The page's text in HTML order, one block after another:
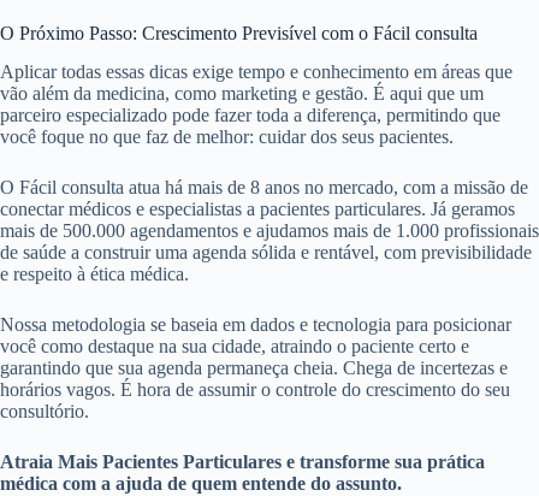
O Próximo Passo: Crescimento Previsível com o Fácil consulta
Aplicar todas essas dicas exige tempo e conhecimento em áreas que
vão além da medicina, como marketing e gestão. É aqui que um
parceiro especializado pode fazer toda a diferença, permitindo que
você foque no que faz de melhor: cuidar dos seus pacientes.
O Fácil consulta atua há mais de 8 anos no mercado, com a missão de
conectar médicos e especialistas a pacientes particulares. Já geramos
mais de 500.000 agendamentos e ajudamos mais de 1.000 profissionais
de saúde a construir uma agenda sólida e rentável, com previsibilidade
e respeito à ética médica.
Nossa metodologia se baseia em dados e tecnologia para posicionar
você como destaque na sua cidade, atraindo o paciente certo e
garantindo que sua agenda permaneça cheia. Chega de incertezas e
horários vagos. É hora de assumir o controle do crescimento do seu
consultório.
Atraia Mais Pacientes Particulares e transforme sua prática
médica com a ajuda de quem entende do assunto.